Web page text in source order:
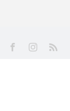
FacebookInstagram